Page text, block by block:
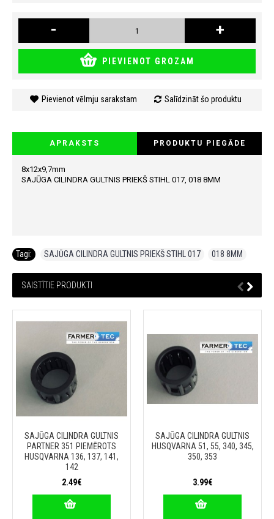
- +
PIEVIENOT GROZAM
Pievienot vēlmju sarakstam Salīdzināt šo produktu
APRAKSTS PRODUKTU PIEGĀDE
8x12x9,7mm
SAJŪGA CILINDRA GULTNIS PRIEKŠ STIHL 017, 018 8MM
Tagi: SAJŪGA CILINDRA GULTNIS PRIEKŠ STIHL 017 018 8MM
SAISTĪTIE PRODUKTI
SAJŪGA CILINDRA GULTNIS
PARTNER 351 PIEMĒROTS
HUSQVARNA 136, 137, 141,
142
2.49€
SAJŪGA CILINDRA GULTNIS
HUSQVARNA 51, 55, 340, 345,
350, 353
3.99€